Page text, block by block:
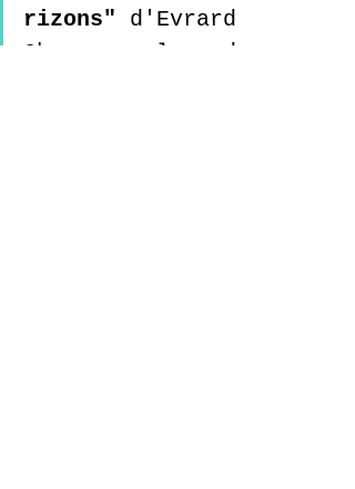
rizons" d'Evrard
Chaussoy, lors du